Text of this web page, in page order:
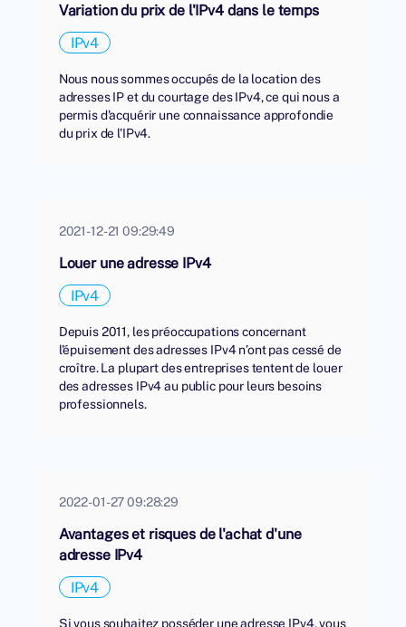
Variation du prix de l'IPv4 dans le temps
IPv4
Nous nous sommes occupés de la location des
adresses IP et du courtage des IPv4, ce qui nous a
permis d'acquérir une connaissance approfondie
du prix de l'IPv4.
2021-12-21 09:29:49
Louer une adresse IPv4
IPv4
Depuis 2011, les préoccupations concernant
l'épuisement des adresses IPv4 n’ont pas cessé de
croître. La plupart des entreprises tentent de louer
des adresses IPv4 au public pour leurs besoins
professionnels.
2022-01-27 09:28:29
Avantages et risques de l'achat d'une
adresse IPv4
IPv4
Si vous souhaitez posséder une adresse IPv4, vous